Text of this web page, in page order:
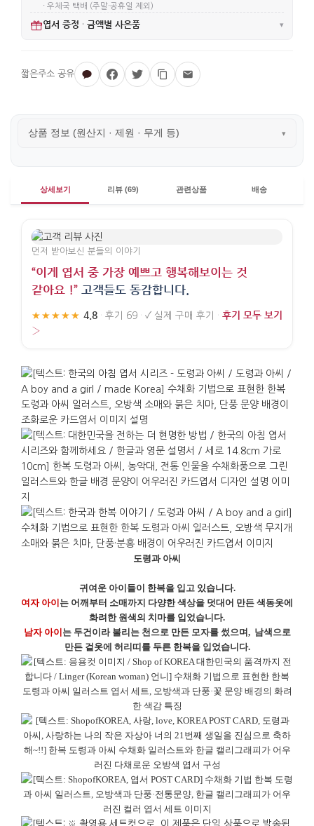
· 우체국 택배 (주말·공휴일 제외)
엽서 증정 · 금액별 사은품 ▾
상품 정보 (원산지 · 제원 · 무게 등) ▾
상세보기 리뷰 (69) 관련상품 배송
먼저 받아보신 분들의 이야기
“이게 엽서 중 가장 예쁘고 행복해보이는 것
같아요 !” 고객들도 동감합니다.
★★★★★ 4.8 · 후기 69 · ✓ 실제 구매 후기 · 후기 모두 보기
›
도령과 아씨
귀여운 아이들이 한복을 입고 있습니다.
여자 아이 는 어깨부터 소매까지 다양한 색상을 덧대어 만든 색동옷에
화려한 원색의 치마를 입었습니다.
남자 아이 는 두건이라 불리는 천으로 만든 모자를 썼으며 , 남색으로
만든 겉옷에 허리띠를 두른 한복을 입었습니다.